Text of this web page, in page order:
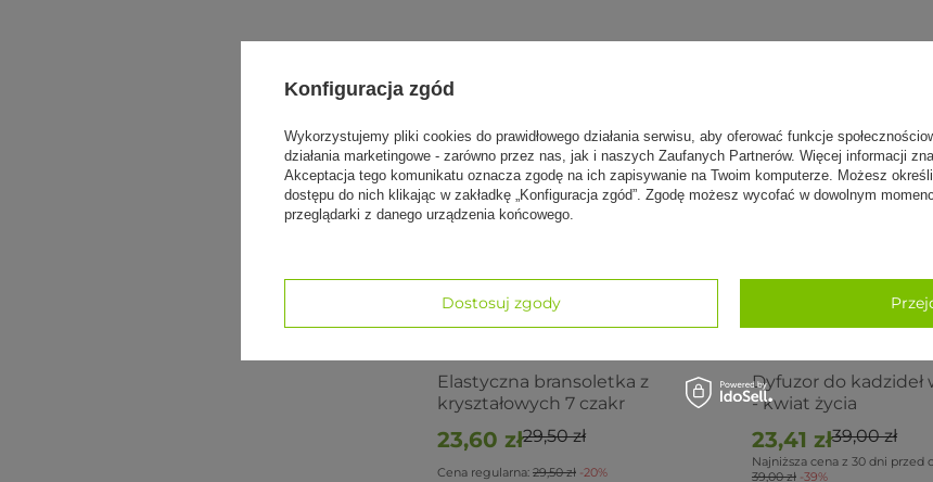
Elastyczna bransoletka z
kryształowych 7 czakr
23,60 zł29,50 zł
Cena regularna: 29,50 zł -20%
Dyfuzor do kadzideł
- kwiat życia
23,41 zł39,00 zł
Najniższa cena z 30 dni przed
39,00 zł -39%
Konfiguracja zgód
Wykorzystujemy pliki cookies do prawidłowego działania serwisu, aby oferować funkcje
działania marketingowe - zarówno przez nas, jak i naszych Zaufanych Partnerów. Więcej informacji
Akceptacja tego komunikatu oznacza zgodę na ich zapisywanie na Twoim komputerze. Możesz
dostępu do nich klikając w zakładkę „Konfiguracja zgód”. Zgodę możesz wycofać w dowolnym
przeglądarki z danego urządzenia końcowego.
Dostosuj zgody